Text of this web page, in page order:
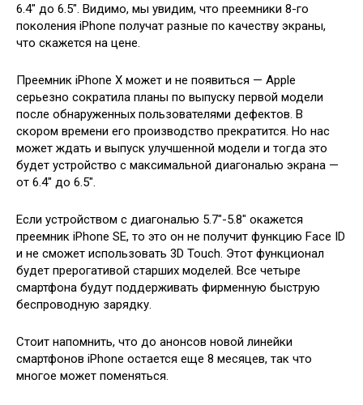
6.4″ до 6.5″. Видимо, мы увидим, что преемники 8-го
поколения iPhone получат разные по качеству экраны,
что скажется на цене.
Преемник iPhone X может и не появиться — Apple
серьезно сократила планы по выпуску первой модели
после обнаруженных пользователями дефектов. В
скором времени его производство прекратится. Но нас
может ждать и выпуск улучшенной модели и тогда это
будет устройство с максимальной диагональю экрана —
от 6.4″ до 6.5″.
Если устройством с диагональю 5.7″-5.8″ окажется
преемник iPhone SE, то это он не получит функцию Face ID
и не сможет использовать 3D Touch. Этот функционал
будет прерогативой старших моделей. Все четыре
смартфона будут поддерживать фирменную быструю
беспроводную зарядку.
Стоит напомнить, что до анонсов новой линейки
смартфонов iPhone остается еще 8 месяцев, так что
многое может поменяться.